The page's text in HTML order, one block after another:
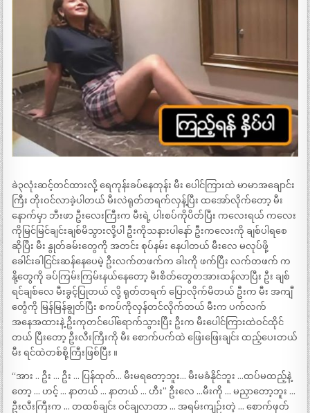
ခဲ၃လုံးဆင့်တင်ထားလို့ ရေကုန်းခပ်နေတုန်း မီး ပေါင်ကြားထဲ မာမာအချောင်း
ကြီး တိုးဝင်လာခဲ့ပါတယ် မီးလဲရုတ်တရက်လှန့်ပြီး ထအော်လိုက်တော့ မီး
နောက်မှာ ဘီးဖာ ဦးလေးကြီးက မီးရဲ့ ပါးစပ်ကိုပိတ်ပြီး ကလေးရယ် ကလေး
ကိုမြင်မြင်ချင်းချစ်မိသွားလို့ပါ ဦးကိုသနားပါနော် ဦးကလေးကို ချစ်ပါရစေ
ဆိုပြီး မီး နွုတ်ခမ်းတွေကို အတင်း စုပ်နမ်း နေပါတယ် မီးလေ မလုပ်ဖို့
ခေါင်းခါငြင်းဆန်နေပေမဲ့ ဦးလက်တဖက်က ခါးကို ဖက်ပြီး လက်တဖက် က
နို့တွေကို ခပ်ကြမ်းကြမ်းနယ်နေတော့ မီးစိတ်တွေတအားထန်လာပြီး ဦး ချစ်
ရင်ချစ်လေ မီးခွင့်ပြုတယ် လို့ ရုတ်တရက် ပြောလိုက်မိတယ် ဦးက မီး အကျီ
င်္တွေကို မြန်မြန်ချွတ်ပြီး စကပ်ကိုလှန်တင်လိုက်တယ် မီးက ပက်လက်
အနေအထားနဲ့ ဦးကုတင်ပေါ်ရောက်သွားပြီး ဦးက မီးပေါင်ကြားထဲဝင်ထိုင်
တယ် ပြီးတော့ ဦးလီးကြီးကို မီး စောက်ပက်ထဲ ဖြေးဖြေးချင်း ထည့်ပေးတယ်
မီး ရင်ထဲတစ်စို့ကြီးဖြစ်ပြီး ။
“အား .. ဦး … ဦး … ပြန်ထုတ်… မီးမရတော့ဘူး… မီးမခံနိုင်ဘူး …ထပ်မထည့်နဲ့
တော့ … ဟင့် … နာတယ် … နာတယ် … ဟီး” ဦးလေ …မီးကို … မညှာတော့ဘူး …
ဦးလီးကြီးက … တထစ်ချင်း ဝင်ချလာတာ … အရမ်းကျဉ်းတဲ့ … စောက်ဖုတ်